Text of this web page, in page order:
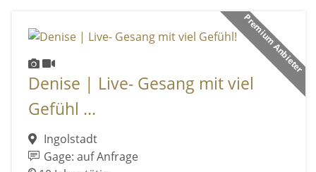
Premium Anbieter
Denise | Live- Gesang mit viel
Gefühl ...
Ingolstadt
Gage: auf Anfrage